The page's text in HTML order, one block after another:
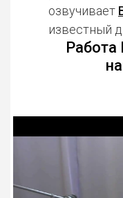
озвучивает
известный
Работа